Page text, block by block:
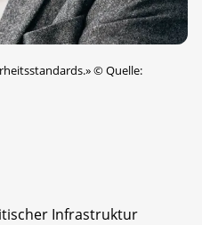
©Quelle:
Infrastruktur